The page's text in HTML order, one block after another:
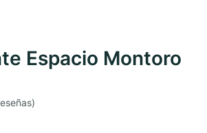
Espacio Montoro